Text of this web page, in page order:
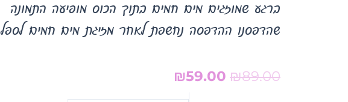
ברגע שמוזגים מים חמים בתוך הכוס מופיעה התמונה
שהדפסנו ההדפסה נחשפת לאחר מזיגת מים חמים לספל
₪89.00
המחיר
המקורי
₪59.00